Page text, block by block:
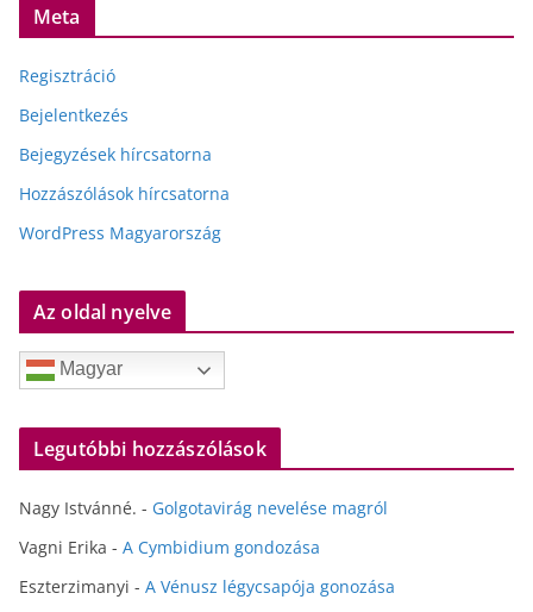
Meta
Regisztráció
Bejelentkezés
Bejegyzések hírcsatorna
Hozzászólások hírcsatorna
WordPress Magyarország
Az oldal nyelve
Magyar
Legutóbbi hozzászólások
Nagy Istvánné. - Golgotavirág nevelése magról
Vagni Erika - A Cymbidium gondozása
Eszterzimanyi - A Vénusz légycsapója gonozása